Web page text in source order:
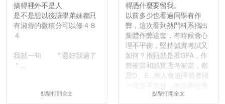
搞得裡外不是人
是不是想以後讓學弟妹都只
有淑蓉的微積分可以修４８
４
我就一句 ＂還好我過了
＂...
點擊打開全文
得憑什麼要留我。
以前多少也看過同學有作
弊，這次看到熱門科系搞出
集體作弊這套，有時候會心
理不平衡，堅持誠實考試又
如何？推甄就是看GPA，作
弊被當和誠實應考被當，都
是D、E...有人會選擇前者賭
心教授看起來要輕輕放下
點擊打開全文